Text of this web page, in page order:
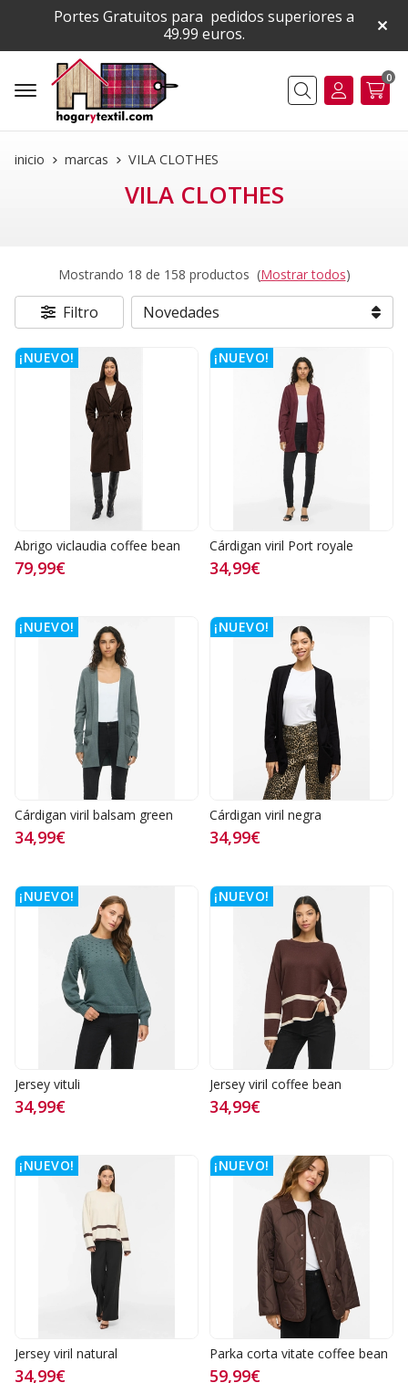
Portes Gratuitos para pedidos superiores a
49.99 euros.
Buscar
0
inicio marcas VILA CLOTHES
VILA CLOTHES
Mostrando 18 de 158 productos (Mostrar todos)
Filtro
¡NUEVO!
Abrigo viclaudia coffee bean
79,99€
¡NUEVO!
Cárdigan viril Port royale
34,99€
¡NUEVO!
Cárdigan viril balsam green
34,99€
¡NUEVO!
Cárdigan viril negra
34,99€
¡NUEVO!
Jersey vituli
34,99€
¡NUEVO!
Jersey viril coffee bean
34,99€
¡NUEVO!
Jersey viril natural
34,99€
¡NUEVO!
Parka corta vitate coffee bean
59,99€